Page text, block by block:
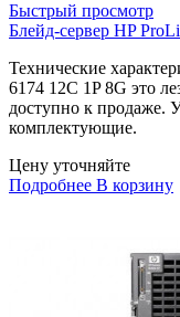
Быстрый просмотр
Блейд-сервер HP
Технические
6174 12C 1P 8G это
доступно к продаже.
комплектующие.
Цену уточняйте
Подробнее В корзину